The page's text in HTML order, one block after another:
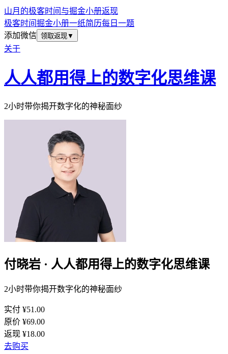
山月的极客时间与掘金小册返现
极客时间掘金小册一纸简历每日一题
添加微信 领取返现▼
关于
人人都用得上的数字化思维课
2小时带你揭开数字化的神秘面纱
付晓岩 · 人人都用得上的数字化思维课
2小时带你揭开数字化的神秘面纱
实付 ¥51.00
原价 ¥69.00
返现 ¥18.00
去购买